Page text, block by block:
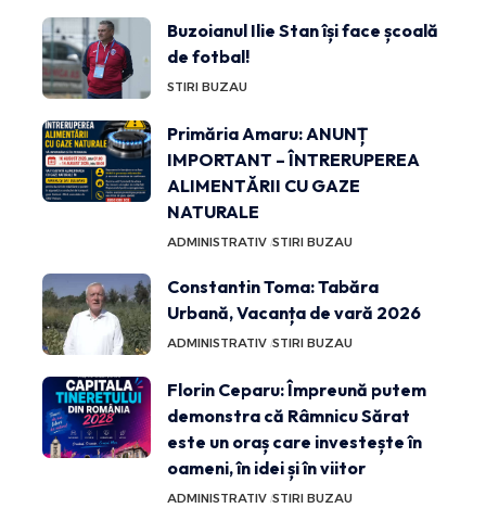
Buzoianul Ilie Stan își face școală
de fotbal!
STIRI BUZAU
Primăria Amaru: ANUNȚ
IMPORTANT – ÎNTRERUPEREA
ALIMENTĂRII CU GAZE
NATURALE
ADMINISTRATIV STIRI BUZAU
Constantin Toma: Tabăra
Urbană, Vacanța de vară 2026
ADMINISTRATIV STIRI BUZAU
Florin Ceparu: Împreună putem
demonstra că Râmnicu Sărat
este un oraș care investește în
oameni, în idei și în viitor
ADMINISTRATIV STIRI BUZAU